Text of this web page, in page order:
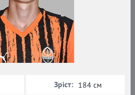
Зріст: 184 см